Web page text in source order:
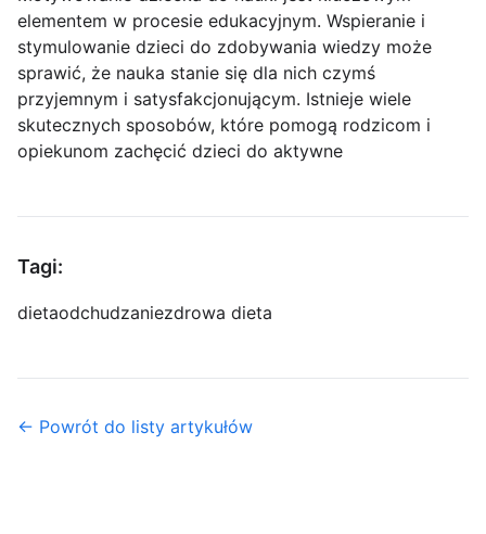
elementem w procesie edukacyjnym. Wspieranie i
stymulowanie dzieci do zdobywania wiedzy może
sprawić, że nauka stanie się dla nich czymś
przyjemnym i satysfakcjonującym. Istnieje wiele
skutecznych sposobów, które pomogą rodzicom i
opiekunom zachęcić dzieci do aktywne
Tagi:
dietaodchudzaniezdrowa dieta
← Powrót do listy artykułów